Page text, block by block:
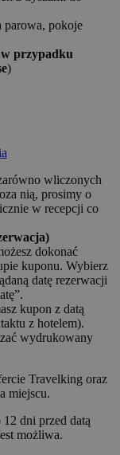
parowa, pokoje
przypadku
)
wliczonych
nią, prosimy o
w recepcji co
dokonać
kuponu. Wybierz
datę rezerwacji
kupon z datą
z hotelem).
wydrukowany
Travelking oraz
miejscu.
dni przed datą
możliwa.